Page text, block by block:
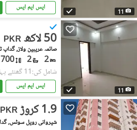
11 ایس ایم ایس
11
PKR 50 لاکھ
صائمہ عریبین ولاز, گداپ
2
2 700 مربع فیٹ
شامل کی:11 گھنٹے پہل
ایس ایم ایس
PKR 1.9 کروڑ
شیروانی رویل سوٹس,